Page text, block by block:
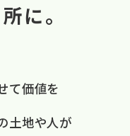
に。
て​価値を​
土地や​人が​